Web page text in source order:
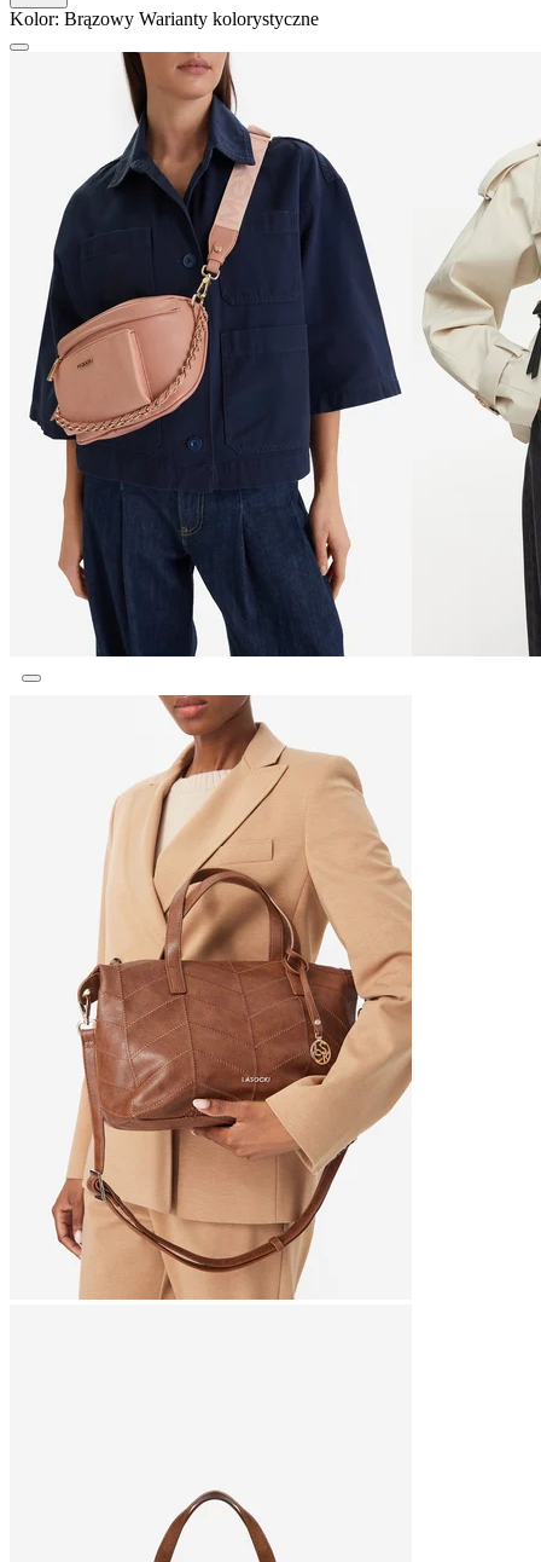
Kolor: Brązowy Warianty kolorystyczne